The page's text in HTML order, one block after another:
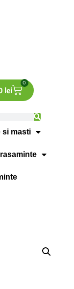
lei
0
si masti